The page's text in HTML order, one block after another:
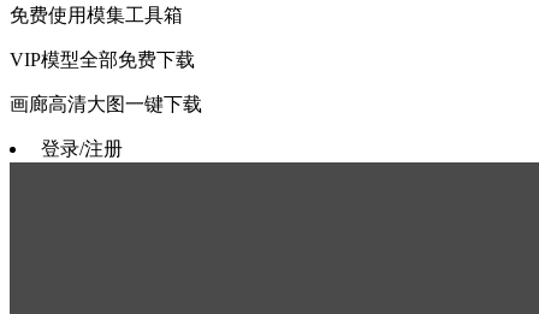
免费使用模集工具箱
VIP模型全部免费下载
画廊高清大图一键下载
登录/注册